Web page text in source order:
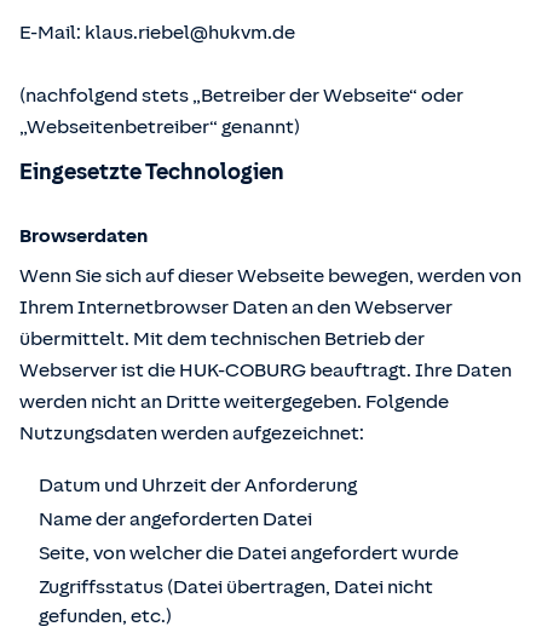
E-Mail: klaus.riebel@hukvm.de
(nachfolgend stets „Betreiber der Webseite“ oder
„Webseitenbetreiber“ genannt)
Eingesetzte Technologien
Browserdaten
Wenn Sie sich auf dieser Webseite bewegen, werden von
Ihrem Internetbrowser Daten an den Webserver
übermittelt. Mit dem technischen Betrieb der
Webserver ist die HUK-COBURG beauftragt. Ihre Daten
werden nicht an Dritte weitergegeben. Folgende
Nutzungsdaten werden aufgezeichnet:
Datum und Uhrzeit der Anforderung
Name der angeforderten Datei
Seite, von welcher die Datei angefordert wurde
Zugriffsstatus (Datei übertragen, Datei nicht
gefunden, etc.)